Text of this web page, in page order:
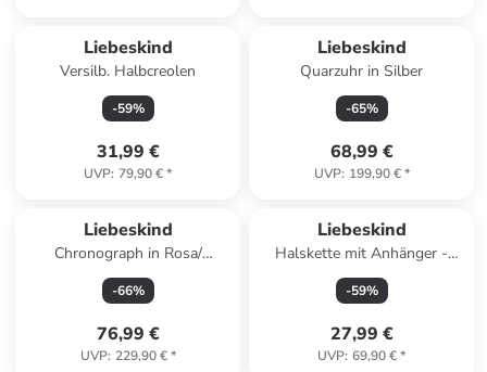
Liebeskind
Versilb. Halbcreolen
-59%
31,99 €
UVP: 79,90 €*
Liebeskind
Quarzuhr in Silber
-65%
68,99 €
UVP: 199,90 €*
Liebeskind
Chronograph in Rosa/
Roségold
-66%
76,99 €
UVP: 229,90 €*
Liebeskind
Halskette mit Anhänger -
(L)45 cm
-59%
27,99 €
UVP: 69,90 €*